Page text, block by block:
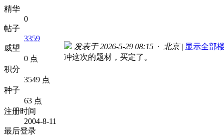
精华
0
帖子
3359
威望
0 点
积分
3549 点
种子
63 点
注册时间
2004-8-11
最后登录
发表于 2026-5-29 08:15 · 北京 | 显示全部
冲这次的题材，买定了。